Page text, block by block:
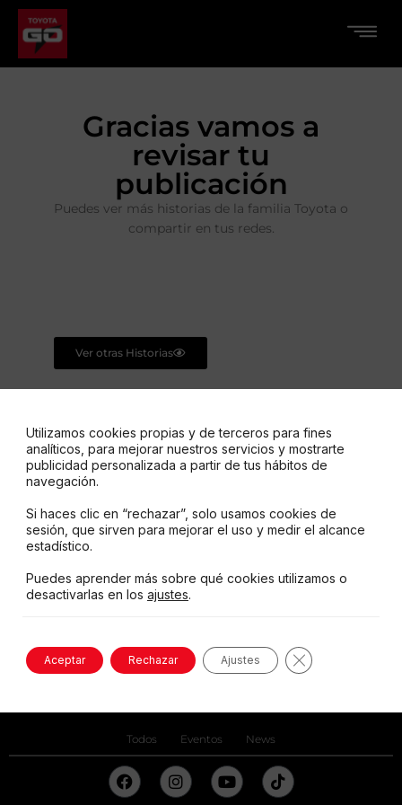
Gracias vamos a
revisar tu
publicación
Puedes ver más historias de la familia Toyota o
compartir en tus redes.
Ver otras Historias
Todos Eventos News
Utilizamos cookies propias y de terceros para fines
analíticos, para mejorar nuestros servicios y mostrarte
publicidad personalizada a partir de tus hábitos de
navegación.
Si haces clic en “rechazar”, solo usamos cookies de
sesión, que sirven para mejorar el uso y medir el alcance
estadístico.
Puedes aprender más sobre qué cookies utilizamos o
desactivarlas en los ajustes.
Aceptar Rechazar Ajustes Cerrar el